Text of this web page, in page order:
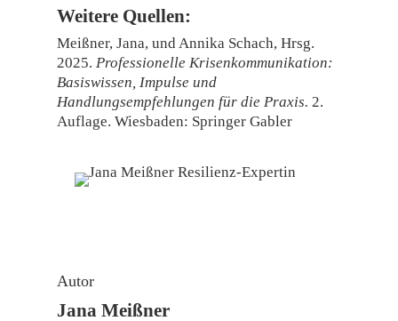
Weitere Quellen:
Meißner, Jana, und Annika Schach, Hrsg.
2025.Professionelle Krisenkommunikation:
Basiswissen, Impulse und
Handlungsempfehlungen für die Praxis. 2.
Auflage. Wiesbaden: Springer Gabler
Autor
Jana Meißner